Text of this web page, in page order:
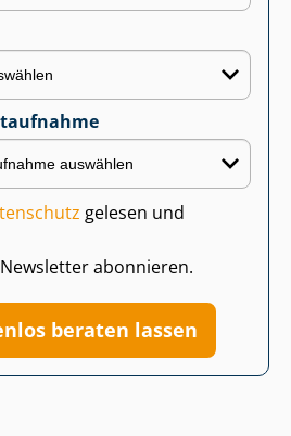
gelesen und
abonnieren.
beraten lassen